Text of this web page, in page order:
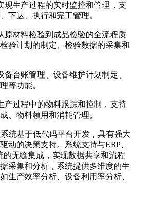
现生产过程的实时监控和管理，支
下达、执行和完工管理。
原材料检验到成品检验的全流程质
验计划的制定、检验数据的采集和
备台账管理、设备维护计划制定、
等功能。
产过程中的物料跟踪和控制，支持
、物料领用和消耗管理。
统基于低代码平台开发，具有强大
动的决策支持。系统支持与ERP、
的无缝集成，实现数据共享和流程
采集和分析，系统提供多维度的生
生产效率分析、设备利用率分析、